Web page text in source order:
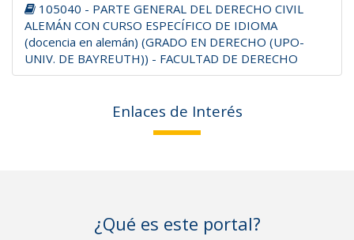
105040 - PARTE GENERAL DEL DERECHO CIVIL
ALEMÁN CON CURSO ESPECÍFICO DE IDIOMA
(docencia en alemán) (GRADO EN DERECHO (UPO-
UNIV. DE BAYREUTH)) - FACULTAD DE DERECHO
Enlaces de Interés
¿Qué es este portal?